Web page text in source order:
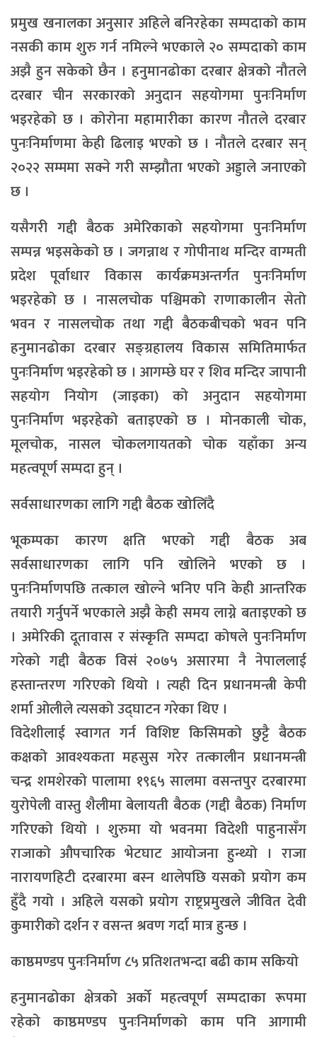
प्रमुख खनालका अनुसार अहिले बनिरहेका सम्पदाको काम
नसकी काम शुरु गर्न नमिल्ने भएकाले २० सम्पदाको काम
अझै हुन सकेको छैन । हनुमानढोका दरबार क्षेत्रको नौतले
दरबार चीन सरकारको अनुदान सहयोगमा पुनःनिर्माण
भइरहेको छ । कोरोना महामारीका कारण नौतले दरबार
पुनःनिर्माणमा केही ढिलाइ भएको छ । नौतले दरबार सन्
२०२२ सम्ममा सक्ने गरी सम्झौता भएको अड्डाले जनाएको
छ ।
यसैगरी गद्दी बैठक अमेरिकाको सहयोगमा पुनःनिर्माण
सम्पन्न भइसकेको छ । जगन्नाथ र गोपीनाथ मन्दिर वाग्मती
प्रदेश पूर्वाधार विकास कार्यक्रमअन्तर्गत पुनःनिर्माण
भइरहेको छ । नासलचोक पश्चिमको राणाकालीन सेतो
भवन र नासलचोक तथा गद्दी बैठकबीचको भवन पनि
हनुमानढोका दरबार सङ्ग्रहालय विकास समितिमार्फत
पुनःनिर्माण भइरहेको छ । आगम्छे घर र शिव मन्दिर जापानी
सहयोग नियोग (जाइका) को अनुदान सहयोगमा
पुनःनिर्माण भइरहेको बताइएको छ । मोनकाली चोक,
मूलचोक, नासल चोकलगायतको चोक यहाँका अन्य
महत्वपूर्ण सम्पदा हुन् ।
सर्वसाधारणका लागि गद्दी बैठक खोलिँदै
भूकम्पका कारण क्षति भएको गद्दी बैठक अब
सर्वसाधारणका लागि पनि खोलिने भएको छ ।
पुनःनिर्माणपछि तत्काल खोल्ने भनिए पनि केही आन्तरिक
तयारी गर्नुपर्ने भएकाले अझै केही समय लाग्ने बताइएको छ
। अमेरिकी दूतावास र संस्कृति सम्पदा कोषले पुनःनिर्माण
गरेको गद्दी बैठक विसं २०७५ असारमा नै नेपाललाई
हस्तान्तरण गरिएको थियो । त्यही दिन प्रधानमन्त्री केपी
शर्मा ओलीले त्यसको उद्घाटन गरेका थिए ।
विदेशीलाई स्वागत गर्न विशिष्ट किसिमको छुट्टै बैठक
कक्षको आवश्यकता महसुस गरेर तत्कालीन प्रधानमन्त्री
चन्द्र शमशेरको पालामा १९६५ सालमा वसन्तपुर दरबारमा
युरोपेली वास्तु शैलीमा बेलायती बैठक (गद्दी बैठक) निर्माण
गरिएको थियो । शुरुमा यो भवनमा विदेशी पाहुनासँग
राजाको औपचारिक भेटघाट आयोजना हुन्थ्यो । राजा
नारायणहिटी दरबारमा बस्न थालेपछि यसको प्रयोग कम
हुँदै गयो । अहिले यसको प्रयोग राष्ट्रप्रमुखले जीवित देवी
कुमारीको दर्शन र वसन्त श्रवण गर्दा मात्र हुन्छ ।
काष्ठमण्डप पुनःनिर्माण ८५ प्रतिशतभन्दा बढी काम सकियो
हनुमानढोका क्षेत्रको अर्को महत्वपूर्ण सम्पदाका रूपमा
रहेको काष्ठमण्डप पुनःनिर्माणको काम पनि आगामी